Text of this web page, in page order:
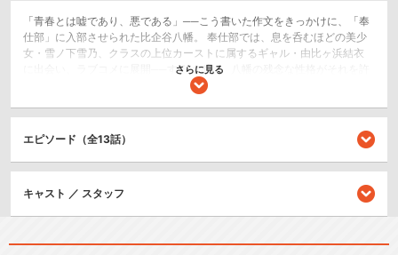
「青春とは嘘であり、悪である」──こう書いた作文をきっかけに、「奉
仕部」に入部させられた比企谷八幡。 奉仕部では、息を呑むほどの美少
女・雪ノ下雪乃、クラスの上位カーストに属するギャル・由比ヶ浜結衣
に出会い、ラブコメに展開──するはずが、八幡の残念な性格がそれを許
さない！八幡の高校生活、いったいどうなる!?
恋愛/ラブコメ
やはり俺の青春ラブコメはま
ちがっている。続
さらに見る
エピソード（全13話）
キャスト ／ スタッフ